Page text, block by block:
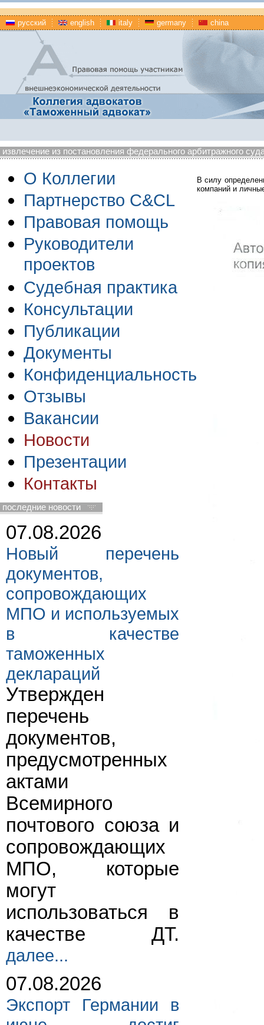
русский english italy germany china
извлечение из постановления федерального арбитражного
О Коллегии
Партнерство C&CL
Правовая помощь
Руководители
проектов
Судебная практика
Консультации
Публикации
Документы
Конфиденциальность
Отзывы
Вакансии
Новости
Презентации
Контакты
последние новости
07.08.2026
Новый перечень
документов,
сопровождающих
МПО и используемых
в качестве
таможенных
деклараций
Утвержден
перечень
документов,
предусмотренных
актами
Всемирного
почтового союза и
сопровождающих
МПО, которые
могут
использоваться в
качестве ДТ.
далее...
07.08.2026
Экспорт Германии в
В силу
компаний и